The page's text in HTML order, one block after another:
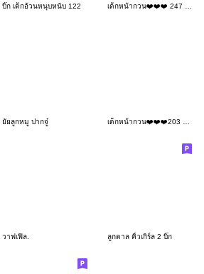
บิ๊ก เด็กอ้วนหนุบหนับ 122 เด็กหน้ากวน❤️❤️❤️ 247 BIG
ยัยลูกหมู ปากจู๋
วาฟเฟิล. ลูกตาล คิ้วเกิร์ล 2 บิ๊ก